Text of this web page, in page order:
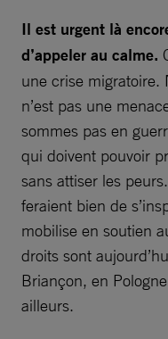
Il est urgent là
d’appeler au calme.
une crise migratoire.
n’est pas une
sommes pas en
qui doivent pouvoir
sans attiser les
feraient bien de
mobilise en soutien
droits sont
Briançon, en
ailleurs.